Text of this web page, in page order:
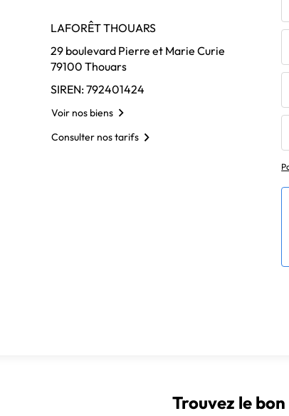
LAFORÊT THOUARS
29 boulevard Pierre et Marie Curie
79100 Thouars
SIREN: 792401424
Voir nos biens
Consulter nos tarifs
Trouvez le